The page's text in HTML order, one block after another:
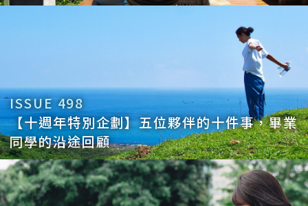
海、有美好的空間和食物，也因為兩位主人
很有愛，還有邊境牧羊犬會帶你去海邊，被
很多愛環繞著的感覺。
Q5：對你來說，理想的旅行必須有哪三個
要素？
A5：這題我想好久，看似很簡單，但也很難
答。對我來說，第一個是「時間」，需要足
ISSUE 498
【十週年特別企劃】五位夥伴的十件事，畢業
同學的沿途回顧